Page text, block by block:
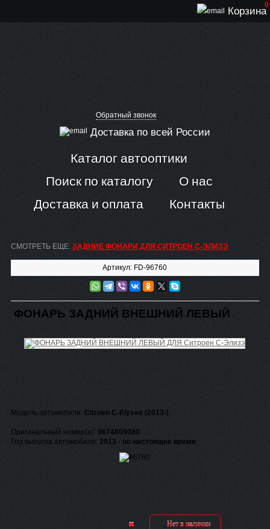
Обратный звонок
Доставка по всей России
Корзина
0
Каталог автооптики
Поиск по каталогу
О нас
Доставка и оплата
Контакты
СМОТРЕТЬ ЕЩЕ: ЗАДНИЕ ФОНАРИ ДЛЯ СИТРОЕН С-ЭЛИЗЭ
Артикул: FD-96760
ФОНАРЬ ЗАДНИЙ ВНЕШНИЙ ЛЕВЫЙ
Модель автомобиля: Citroen C-Elysee (2013-)
Оригинальный номер(а): 9674809080
Год выпуска автомобиля: 2013 - по настоящее время
Нет в наличии